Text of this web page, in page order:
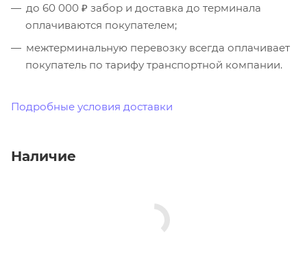
до 60 000 ₽ забор и доставка до терминала
оплачиваются покупателем;
межтерминальную перевозку всегда оплачивает
покупатель по тарифу транспортной компании.
Подробные условия доставки
Наличие